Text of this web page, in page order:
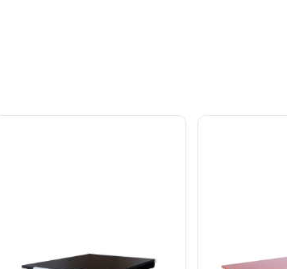
Zaor